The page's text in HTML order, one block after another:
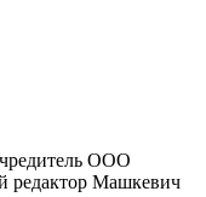
ООО
редактор Машкевич